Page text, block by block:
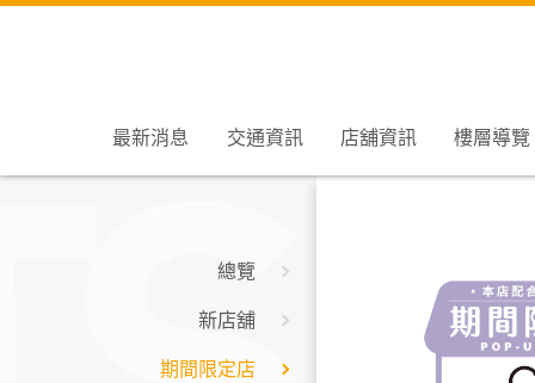
最新消息 交通資訊 店舖資訊 樓層導覽
總覽
新店舖
期間限定店